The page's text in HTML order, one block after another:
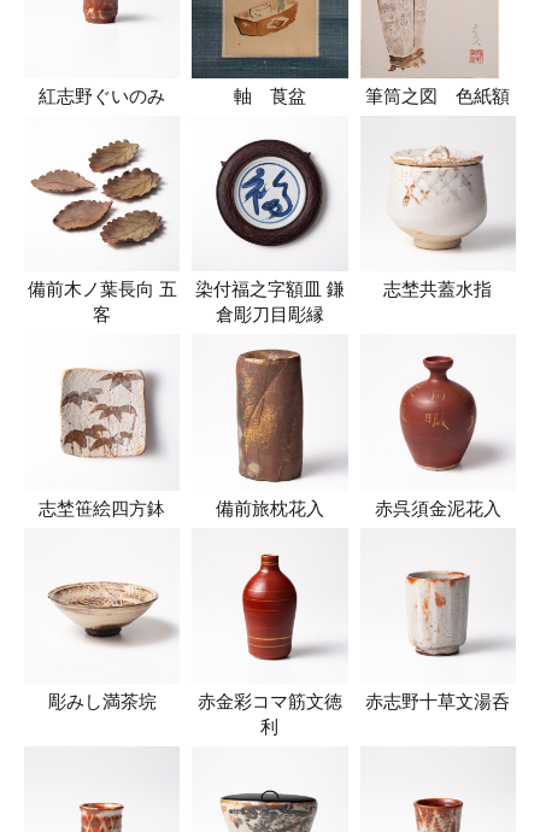
紅志野ぐいのみ 軸 莨盆 筆筒之図 色紙額
備前木ノ葉長向 五
客
染付福之字額皿 鎌
倉彫刀目彫縁
志埜共蓋水指
志埜笹絵四方鉢 備前旅枕花入 赤呉須金泥花入
彫みし満茶垸
赤金彩コマ筋文徳
利
赤志野十草文湯呑